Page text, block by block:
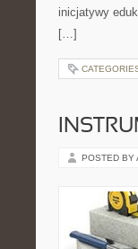
inicjatywy
[…]
POSTED BY